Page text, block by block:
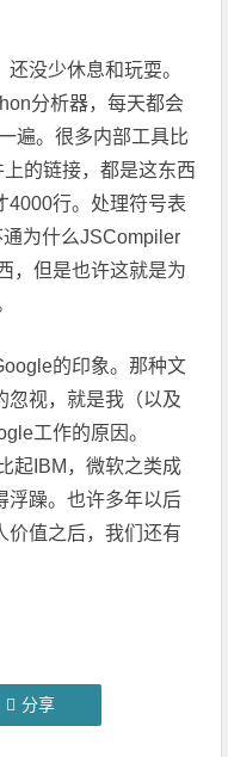
没少休息和玩耍。
分析器，每天都会
遍。很多内部工具比
的链接，都是这东西
4000行。处理符号表
为什么JSCompiler
，但是也许这就是为
的印象。那种文
忽视，就是我（以及
工作的原因。
起IBM，微软之类成
浮躁。也许多年以后
价值之后，我们还有
分享